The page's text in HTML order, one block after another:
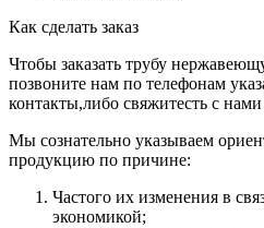
Как сделать заказ
Чтобы заказать трубу
позвоните нам по телефонам
контакты,либо свяжитесть с
Мы сознательно указываем
продукцию по причине:
Частого их изменения в
экономикой;